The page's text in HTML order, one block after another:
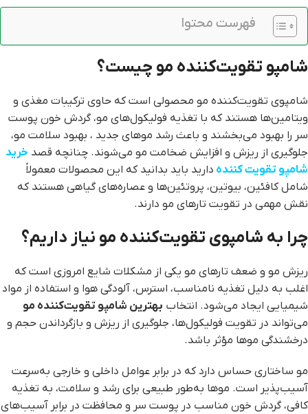
فهرست محتوا
شامپو تقویت‌کننده مو چیست؟
شامپوی تقویت‌کننده مو محصولی است که حاوی ترکیبات مغذی و
ویتامین‌ها هستند که با تغذیه فولیکول‌های مو، گردش خون پوست
سر را بهبود می‌بخشند و باعث رشد موهای جدید ، بهبود سلامت مو،
جلوگیری از ریزش و افزایش ضخامت مو می‌شوند. چنانچه قصد خرید
شامپو تقویت کننده دارید باید بدانید که این محصولات معمولاً
شامل کافئین، بیوتین، پروتئین‌ها و عصاره‌های گیاهی هستند که
نقش مهمی در تقویت تارهای مو دارند.
چرا به شامپوی تقویت‌کننده مو نیاز داریم؟
ریزش مو و ضعف تارهای مو یکی از مشکلات شایع امروزی است که
اغلب به دلیل تغذیه نامناسب، استرس، آلودگی هوا و استفاده از مواد
شیمیایی ایجاد می‌شود. انتخاب بهترین شامپو تقویت‌کننده مو
می‌تواند در تقویت فولیکول‌ها، جلوگیری از ریزش و بازگرداندن حجم و
درخشندگی موها مؤثر باشد.
مو ساختاری حساس دارد که در برابر عوامل داخلی و خارجی به‌سرعت
آسیب‌پذیر است. موها به‌طور طبیعی برای رشد و سلامت، به تغذیه
کافی، گردش خون مناسب در پوست سر و محافظت در برابر آسیب‌های